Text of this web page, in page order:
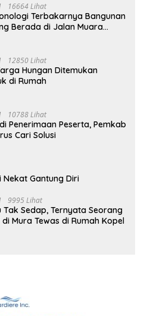
16664 Lihat
Terbakarnya Bangunan
Berada di Jalan Muara
12850 Lihat
Hungan Ditemukan
di Rumah
10788 Lihat
Penerimaan Peserta, Pemkab
Cari Solusi
Nekat Gantung Diri
9995 Lihat
Tak Sedap, Ternyata Seorang
di Mura Tewas di Rumah Kopel